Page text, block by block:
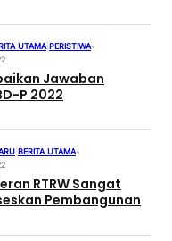
UTAMA PERISTIWA•
Jawaban
P 2022
BERITA UTAMA•
RTRW Sangat
Pembangunan